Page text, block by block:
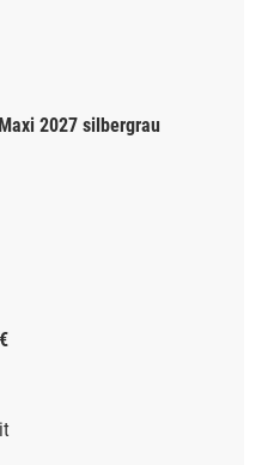
2027 silbergrau